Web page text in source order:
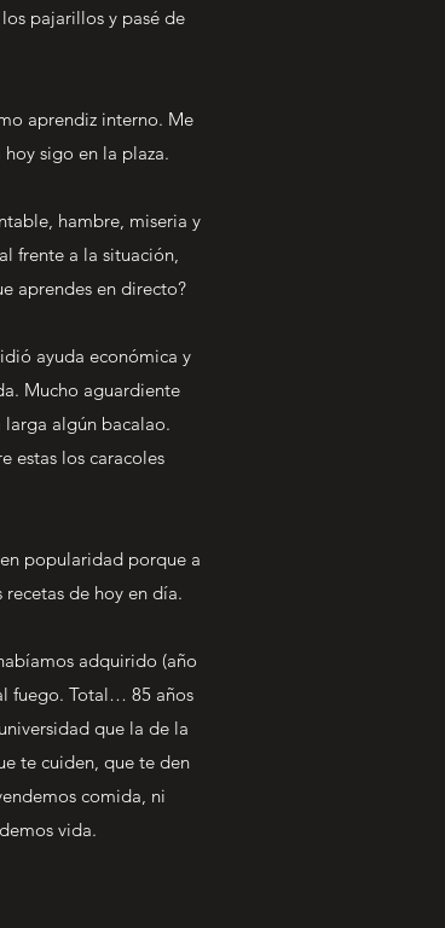
pajarillos y pasé de
aprendiz interno. Me
sigo en la plaza.
hambre, miseria y
frente a la situación,
aprendes en directo?
ayuda económica y
Mucho aguardiente
algún bacalao.
estas los caracoles
popularidad porque a
de hoy en día.
adquirido (año
fuego. Total… 85 años
que la de la
te cuiden, que te den
comida, ni
vida.